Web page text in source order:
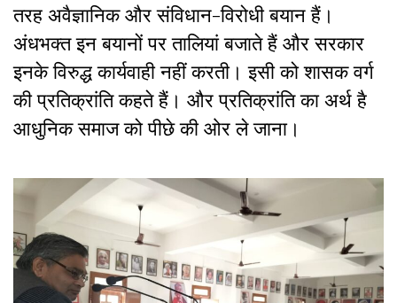
तरह अवैज्ञानिक और संविधान-विरोधी बयान हैं।
अंधभक्त इन बयानों पर तालियां बजाते हैं और सरकार
इनके विरुद्ध कार्यवाही नहीं करती। इसी को शासक वर्ग
की प्रतिक्रांति कहते हैं। और प्रतिक्रांति का अर्थ है
आधुनिक समाज को पीछे की ओर ले जाना।